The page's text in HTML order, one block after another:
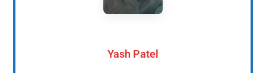
Yash Patel